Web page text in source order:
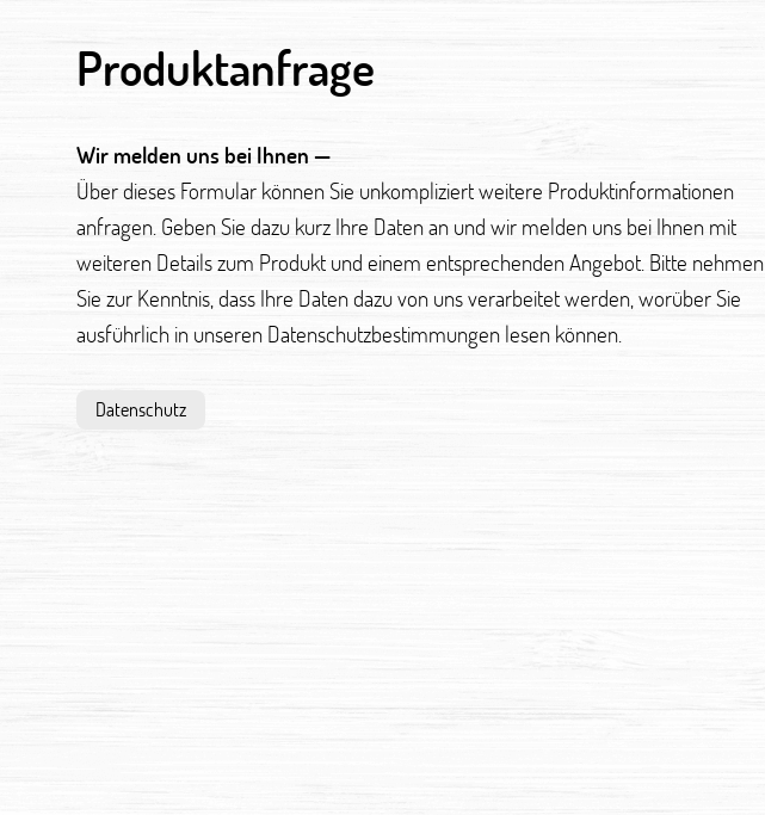
Produktanfrage
Wir melden uns bei Ihnen —
Über dieses Formular können Sie unkompliziert weitere Produktinformationen
anfragen. Geben Sie dazu kurz Ihre Daten an und wir melden uns bei Ihnen mit
weiteren Details zum Produkt und einem entsprechenden Angebot. Bitte nehmen
Sie zur Kenntnis, dass Ihre Daten dazu von uns verarbeitet werden, worüber Sie
ausführlich in unseren Datenschutzbestimmungen lesen können.
Datenschutz